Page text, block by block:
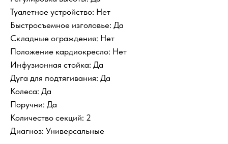
Туалетное устройство: Нет
Быстросъемное изголовье: Да
Складные ограждения: Нет
Положение кардиокресло: Нет
Инфузионная стойка: Да
Дуга для подтягивания: Да
Колеса: Да
Поручни: Да
Количество секций: 2
Диагноз: Универсальные